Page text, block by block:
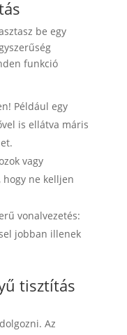
be egy
funkció
Például egy
is ellátva máris
vagy
hogy ne kelljen
vonalvezetés:
jobban illenek
tisztítás
Az